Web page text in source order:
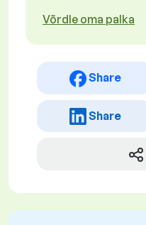
Võrdle oma palka
Share
Share